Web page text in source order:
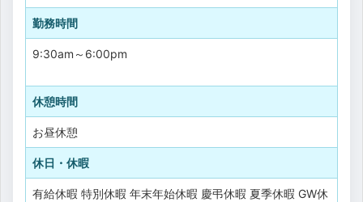
勤務時間
9:30am～6:00pm
休憩時間
お昼休憩
休日・休暇
有給休暇 特別休暇 年末年始休暇 慶弔休暇 夏季休暇 GW休